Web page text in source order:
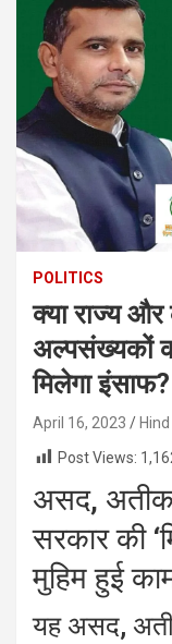
POLITICS
क्या राज्य
अल्पसंख्यकों
मिलेगा इंसाफ?
April 16, 2023
Post Views:
असद,
सरकार की
मुहिम हुई
यह असद,